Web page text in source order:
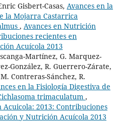
Gisbert-Casas, Avances en la
la Mojarra Castarrica
, Avances en Nutrición
recientes en
Acuícola 2013
Martínez, G. Marquez-
González, R. Guerrero-Zárate,
Contreras-Sánchez, R.
en la Fisiología Digestiva de
trimaculatum ,
2013: Contribuciones
y Nutrición Acuícola 2013